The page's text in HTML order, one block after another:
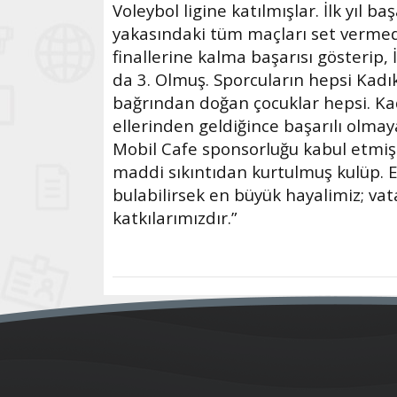
Voleybol ligine katılmışlar. İlk yıl
yakasındaki tüm maçları set
finallerine kalma başarısı gösterip,
da 3. Olmuş. Sporcuların hepsi
bağrından doğan çocuklar hepsi.
ellerinden geldiğince başarılı
Mobil Cafe sponsorluğu kabul
maddi sıkıntıdan kurtulmuş kulüp.
bulabilirsek en büyük hayalimiz;
katkılarımızdır.”